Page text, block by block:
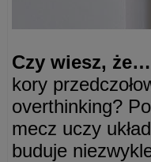
Czy wiesz, że…
kory
overthinking?
mecz uczy
buduje